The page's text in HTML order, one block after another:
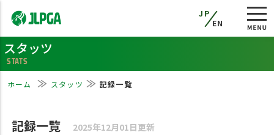
JP
EN
スタッツ
STATS
ホーム スタッツ 記録一覧
記録一覧 2025年12月01日更新